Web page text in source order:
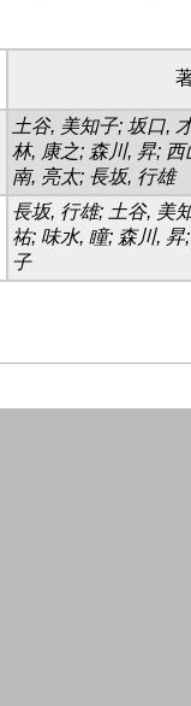
土谷, 美知子; 坂口,
林, 康之; 森川, 昇;
南, 亮太; 長坂, 行雄
長坂, 行雄; 土谷, 美
祐; 味水, 瞳; 森川,
子